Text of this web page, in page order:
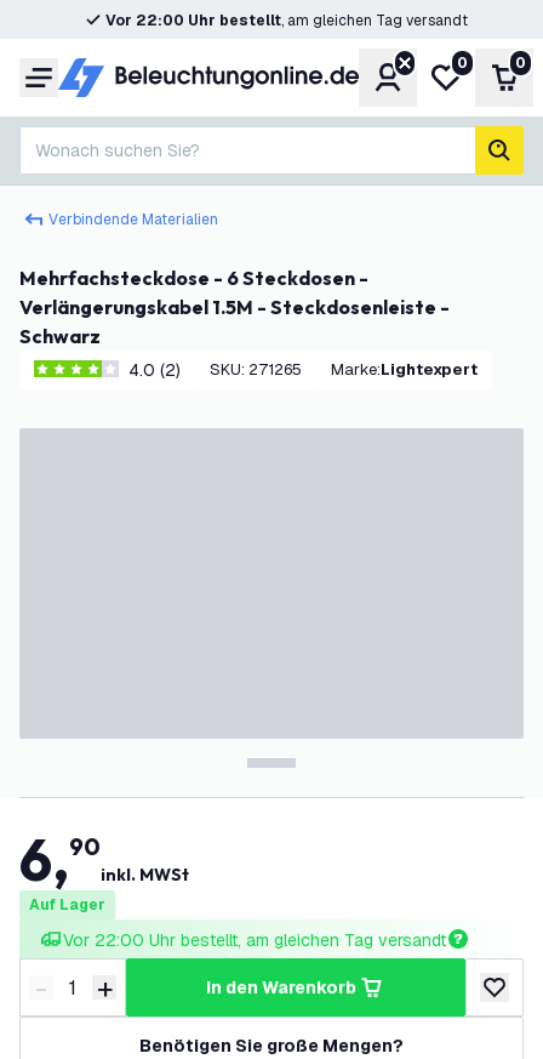
Vor 22:00 Uhr bestellt, am gleichen Tag versandt
Menü KontoMeine
0 0
Wonach suchen Sie?
Verbindende Materialien
Mehrfachsteckdose - 6 Steckdosen -
Verlängerungskabel 1.5M - Steckdosenleiste -
Schwarz
4 Bewertungssterne
4.0 (2) SKU: 271265 Marke: Lightexpert
6,90
inkl. MWSt
Auf Lager
Vor 22:00 Uhr bestellt, am gleichen Tag versandt
Menge verringern
- Menge erhöhen
+ in den Warenkorb
zur
Benötigen Sie große Mengen?